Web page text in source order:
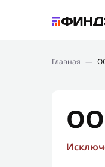
Новости
Главная —